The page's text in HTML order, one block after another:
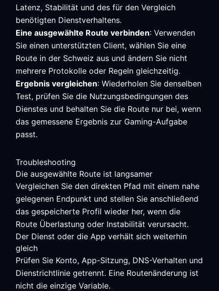
Latenz, Stabilität und des für den Vergleich
benötigten Dienstverhaltens.
Eine ausgewählte Route verbinden: Verwenden
Sie einen unterstützten Client, wählen Sie eine
Route in der Schweiz aus und ändern Sie nicht
mehrere Protokolle oder Regeln gleichzeitig.
Ergebnis vergleichen: Wiederholen Sie denselben
Test, prüfen Sie die Nutzungsbedingungen des
Dienstes und behalten Sie die Route nur bei, wenn
das gemessene Ergebnis zur Gaming-Aufgabe
passt.
Troubleshooting
Die ausgewählte Route ist langsamer
Vergleichen Sie den direkten Pfad mit einem nahe
gelegenen Endpunkt und stellen Sie anschließend
das gespeicherte Profil wieder her, wenn die
Route Überlastung oder Instabilität verursacht.
Der Dienst oder die App verhält sich weiterhin
gleich
Prüfen Sie Konto, App-Sitzung, DNS-Verhalten und
Dienstrichtlinie getrennt. Eine Routenänderung ist
nicht die einzige Variable.